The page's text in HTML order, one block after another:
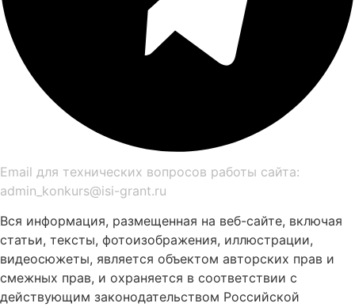
Email для технических вопросов работы сайта:
admin_konkurs@isi-grant.ru
Вся информация, размещенная на веб-сайте, включая
статьи, тексты, фотоизображения, иллюстрации,
видеосюжеты, является объектом авторских прав и
смежных прав, и охраняется в соответствии с
действующим законодательством Российской